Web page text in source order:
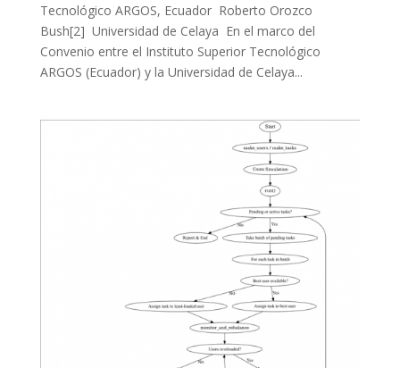
Tecnológico ARGOS, Ecuador Roberto Orozco
Bush[2] Universidad de Celaya En el marco del
Convenio entre el Instituto Superior Tecnológico
ARGOS (Ecuador) y la Universidad de Celaya...